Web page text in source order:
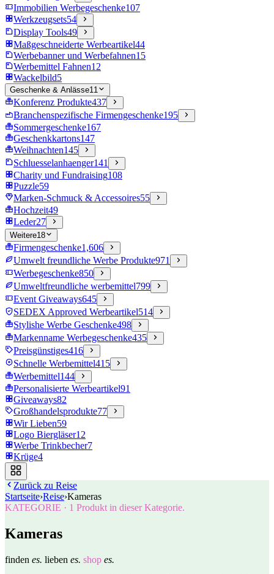
Immobilien Werbegeschenke107
Werkzeugsets54
Display Tools49
Maßgeschneiderte Werbeartikel44
Werbebanner und Werbefahnen15
Werbemittel Fahnen12
Wackelbild5
Geschenke & Anlässe11
Konferenz Produkte437
Branchenspezifische Firmengeschenke195
Sommergeschenke167
Geschenkkartons147
Weihnachten145
Schluesselanhaenger141
Charity und Fundraising108
Puzzle59
Marken-Schmuck & Accessoires55
Hochzeit49
Leder27
Weitere18
Firmengeschenke1,606
Umwelt freundliche Werbe Produkte971
Werbegeschenke850
Umweltfreundliche werbemittel799
Event Giveaways645
SEDEX Approved Werbeartikel514
Stylishe Werbe Geschenke498
Markenname Werbegeschenke435
Preisgünstiges416
Schnelle Werbemittel415
Werbemittel144
Personalisierte Werbeartikel91
Giveaways82
Großhandelsprodukte77
Wir Lieben59
Logo Biergläser12
Werbe Trinkbecher7
Krüge4
Zurück zu Reise
Startseite›Reise›Kameras
KATEGORIE · 1 Produkt in dieser Kategorie.
Kameras
finden es. lieben es. shop es.